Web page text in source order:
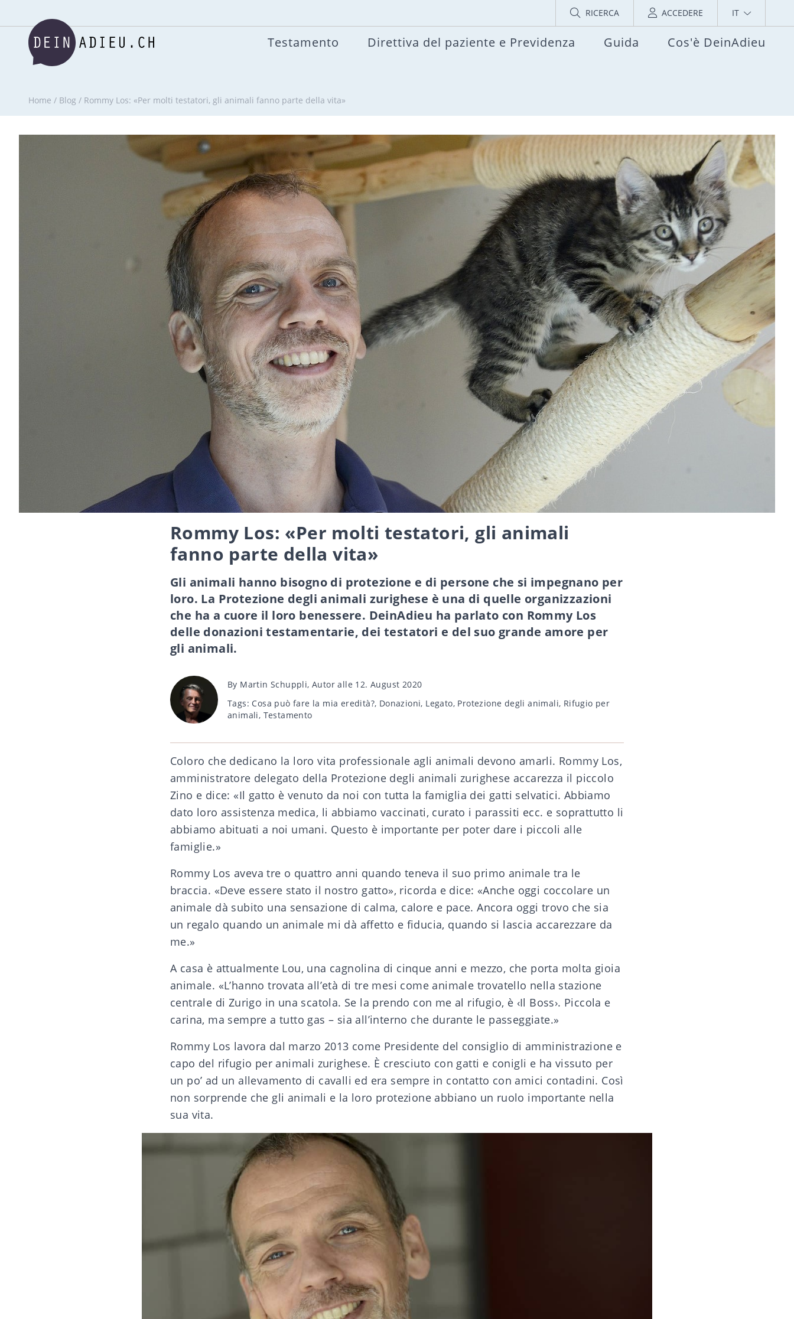
RICERCA ACCEDERE IT
Testamento Direttiva del paziente e Previdenza Guida Cos'è DeinAdieu
Home / Blog / Rommy Los: «Per molti testatori, gli animali fanno parte della vita»
Rommy Los: «Per molti testatori, gli animali
fanno parte della vita»
Gli animali hanno bisogno di protezione e di persone che si impegnano per
loro. La Protezione degli animali zurighese è una di quelle organizzazioni
che ha a cuore il loro benessere. DeinAdieu ha parlato con Rommy Los
delle donazioni testamentarie, dei testatori e del suo grande amore per
gli animali.
Post
By Martin Schuppli, Autor alle 12. August 2020
Tags
Tags: Cosa può fare la mia eredità?, Donazioni, Legato, Protezione degli animali, Rifugio per
animali, Testamento
Coloro che dedicano la loro vita professionale agli animali devono amarli. Rommy Los,
amministratore delegato della Protezione degli animali zurighese accarezza il piccolo
Zino e dice: «Il gatto è venuto da noi con tutta la famiglia dei gatti selvatici. Abbiamo
dato loro assistenza medica, li abbiamo vaccinati, curato i parassiti ecc. e soprattutto li
abbiamo abituati a noi umani. Questo è importante per poter dare i piccoli alle
famiglie.»
Rommy Los aveva tre o quattro anni quando teneva il suo primo animale tra le
braccia. «Deve essere stato il nostro gatto», ricorda e dice: «Anche oggi coccolare un
animale dà subito una sensazione di calma, calore e pace. Ancora oggi trovo che sia
un regalo quando un animale mi dà affetto e fiducia, quando si lascia accarezzare da
me.»
A casa è attualmente Lou, una cagnolina di cinque anni e mezzo, che porta molta gioia
animale. «L’hanno trovata all’età di tre mesi come animale trovatello nella stazione
centrale di Zurigo in una scatola. Se la prendo con me al rifugio, è ‹Il Boss›. Piccola e
carina, ma sempre a tutto gas – sia all’interno che durante le passeggiate.»
Rommy Los lavora dal marzo 2013 come Presidente del consiglio di amministrazione e
capo del rifugio per animali zurighese. È cresciuto con gatti e conigli e ha vissuto per
un po’ ad un allevamento di cavalli ed era sempre in contatto con amici contadini. Così
non sorprende che gli animali e la loro protezione abbiano un ruolo importante nella
sua vita.